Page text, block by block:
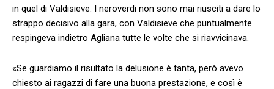
in quel di Valdisieve. I neroverdi non sono mai riusciti a dare lo
strappo decisivo alla gara, con Valdisieve che puntualmente
respingeva indietro Agliana tutte le volte che si riavvicinava.
«Se guardiamo il risultato la delusione è tanta, però avevo
chiesto ai ragazzi di fare una buona prestazione, e così è